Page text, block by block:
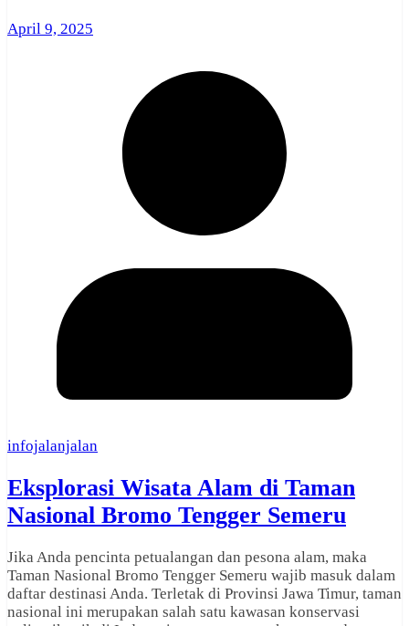
April 9, 2025
infojalanjalan
Eksplorasi Wisata Alam di Taman
Nasional Bromo Tengger Semeru
Jika Anda pencinta petualangan dan pesona alam, maka
Taman Nasional Bromo Tengger Semeru wajib masuk dalam
daftar destinasi Anda. Terletak di Provinsi Jawa Timur, taman
nasional ini merupakan salah satu kawasan konservasi